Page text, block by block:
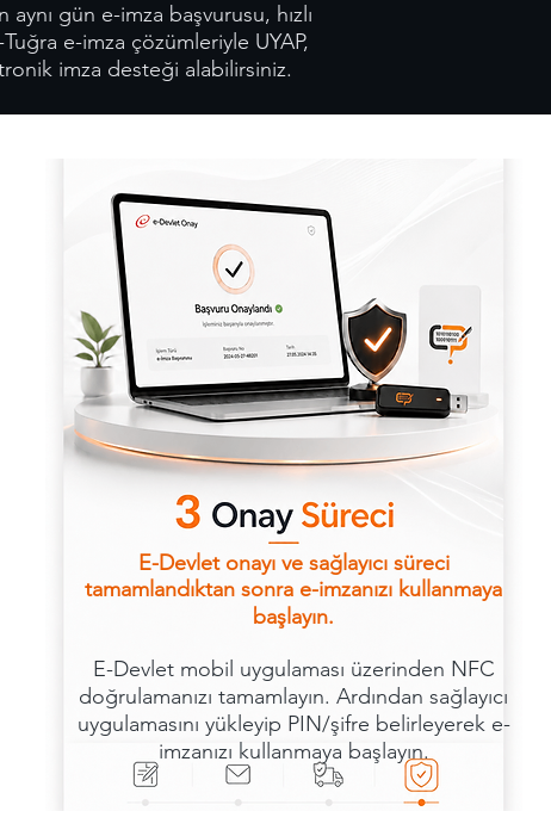
gün e-imza başvurusu, hızlı
e-imza çözümleriyle UYAP,
imza desteği alabilirsiniz.
E-Devlet onayı ve sağlayıcı süreci
tamamlandıktan sonra e-imzanızı kullanmaya
başlayın.
E-Devlet mobil uygulaması üzerinden NFC
doğrulamanızı tamamlayın. Ardından sağlayıcı
uygulamasını yükleyip PIN/şifre belirleyerek e-
imzanızı kullanmaya başlayın.